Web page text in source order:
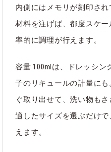
ブランド LINDEN JONAS
カテゴリ キッチン ｜
内側にはメモリが刻印さ
材料を注げば、都度スケ
率的に調理が行えます。
容量 100mlは、ドレッシ
子のリキュールの計量に
ぐ取り出せて、洗い物も
適したサイズを選ぶだけ
えます。